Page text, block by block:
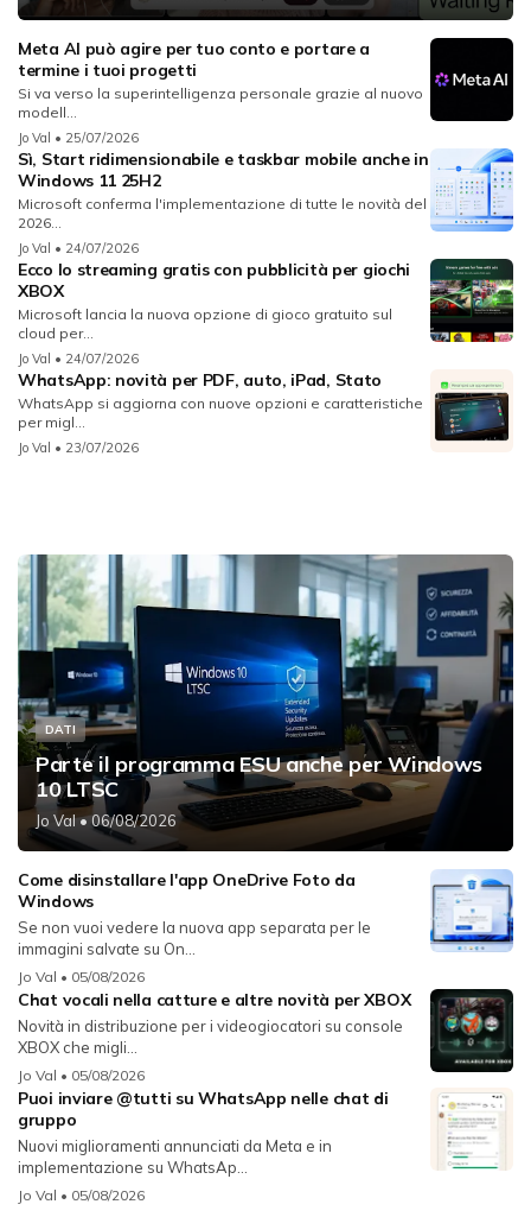
Meta AI può agire per tuo conto e portare a
termine i tuoi progetti
Si va verso la superintelligenza personale grazie al nuovo
modell...
Jo Val • 25/07/2026
Sì, Start ridimensionabile e taskbar mobile anche in
Windows 11 25H2
Microsoft conferma l'implementazione di tutte le novità del
2026...
Jo Val • 24/07/2026
Ecco lo streaming gratis con pubblicità per giochi
XBOX
Microsoft lancia la nuova opzione di gioco gratuito sul
cloud per...
Jo Val • 24/07/2026
WhatsApp: novità per PDF, auto, iPad, Stato
WhatsApp si aggiorna con nuove opzioni e caratteristiche
per migl...
Jo Val • 23/07/2026
DATI
Parte il programma ESU anche per Windows
10 LTSC
Jo Val• 06/08/2026
Come disinstallare l'app OneDrive Foto da
Windows
Se non vuoi vedere la nuova app separata per le
immagini salvate su On...
Jo Val • 05/08/2026
Chat vocali nella catture e altre novità per XBOX
Novità in distribuzione per i videogiocatori su console
XBOX che migli...
Jo Val • 05/08/2026
Puoi inviare @tutti su WhatsApp nelle chat di
gruppo
Nuovi miglioramenti annunciati da Meta e in
implementazione su WhatsAp...
Jo Val • 05/08/2026